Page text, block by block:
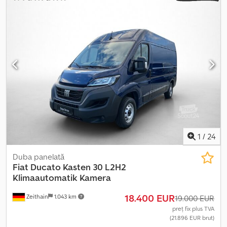
1 / 24
Zeithain 1.043 km
Duba panelată
Fiat Ducato Kasten 30 L2H2
Klimaautomatik Kamera
18.400 EUR19.000 EUR
preț fix plus TVA
(21.896 EUR brut)